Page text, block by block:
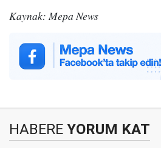
Kaynak: Mepa News
HABERE YORUM KAT